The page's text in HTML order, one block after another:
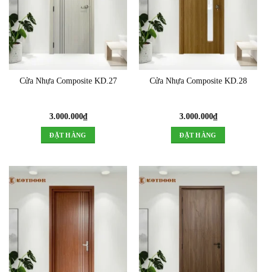
Cửa Nhựa Composite KD.27
3.000.000₫
ĐẶT HÀNG
Cửa Nhựa Composite KD.28
3.000.000₫
ĐẶT HÀNG